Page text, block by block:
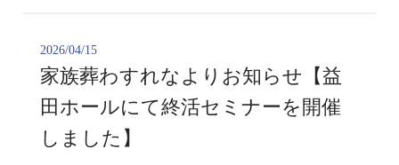
2026/04/15
家族葬わすれなよりお知らせ【益
田ホールにて終活セミナーを開催
しました】